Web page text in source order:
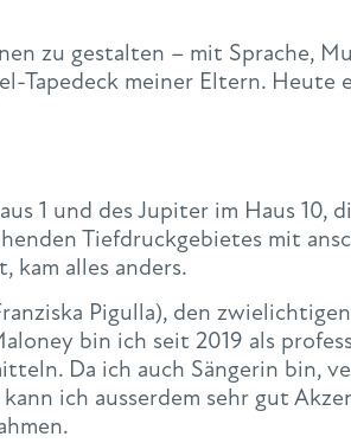
zu gestalten – mit Sprache,
meiner Eltern. Heute
1 und des Jupiter im Haus 10,
Tiefdruckgebietes mit
alles anders.
Pigulla), den
bin ich seit 2019 als
Da ich auch Sängerin bin,
ich ausserdem sehr gut